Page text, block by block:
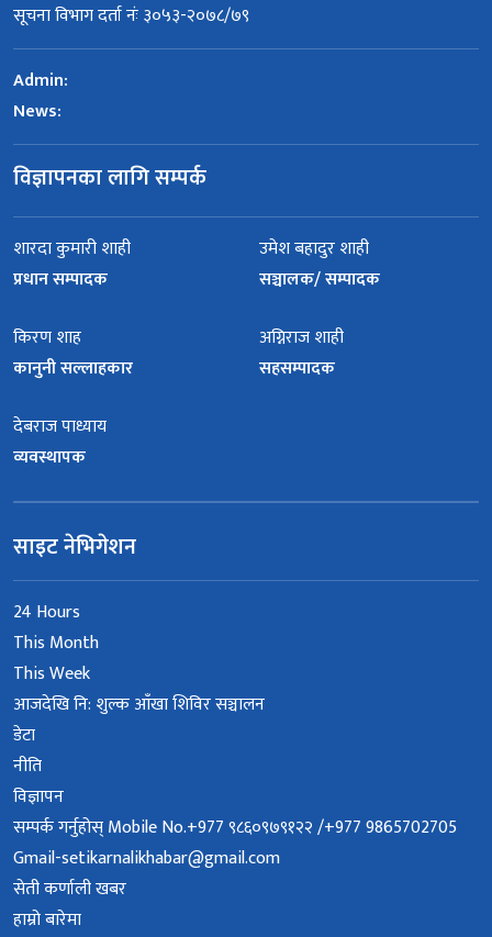
सूचना विभाग दर्ता नंः ३०५३-२०७८/७९
Admin:
News:
विज्ञापनका लागि सम्पर्क
शारदा कुमारी शाही
प्रधान सम्पादक
उमेश बहादुर शाही
सञ्चालक/ सम्पादक
किरण शाह
कानुनी सल्लाहकार
अग्निराज शाही
सहसम्पादक
देबराज पाध्याय
व्यवस्थापक
साइट नेभिगेशन
24 Hours
This Month
This Week
आजदेखि नि: शुल्क आँखा शिविर सञ्चालन
डेटा
नीति
विज्ञापन
सम्पर्क गर्नुहोस् Mobile No.+977 ९८६०९७९१२२ /+977 9865702705
Gmail-setikarnalikhabar@gmail.com
सेती कर्णाली खबर
हाम्रो बारेमा